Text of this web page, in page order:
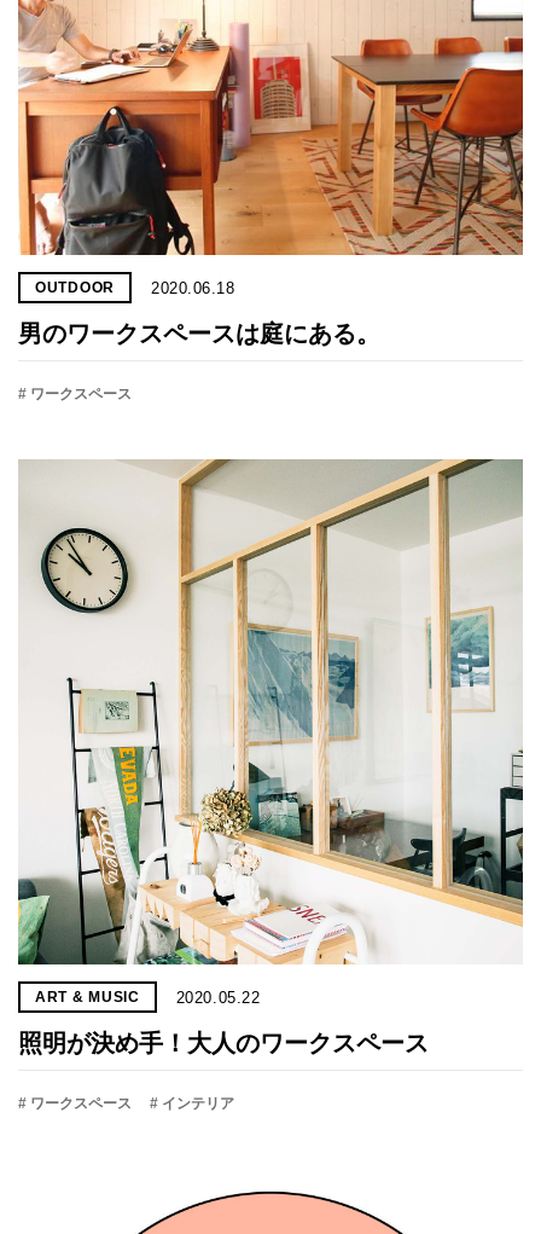
OUTDOOR 2020.06.18
男のワークスペースは庭にある。
# ワークスペース
ART & MUSIC 2020.05.22
照明が決め手！大人のワークスペース
# ワークスペース # インテリア